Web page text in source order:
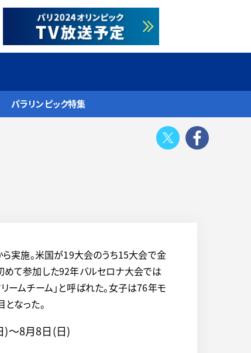
パラリンピック特集
Twitter
実施。米国が19大会のうち15大会で金
めて参加した92年バルセロナ大会では
ームチーム」と呼ばれた。女子は76年モ
なった。
)～8月8日(日)